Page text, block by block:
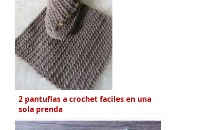
2 pantuflas a crochet faciles en una
sola prenda